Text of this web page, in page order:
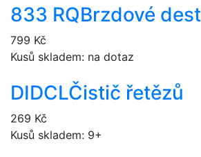
833 RQBrzdové
799 Kč
Kusů skladem: na dotaz
DIDCLČistič řetězů
269 Kč
Kusů skladem: 9+